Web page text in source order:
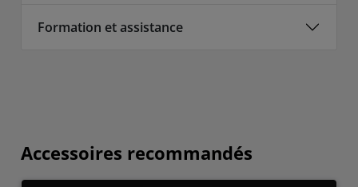
Formation et assistance
Accessoires recommandés